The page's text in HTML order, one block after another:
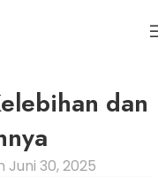
dan
Juni 30, 2025